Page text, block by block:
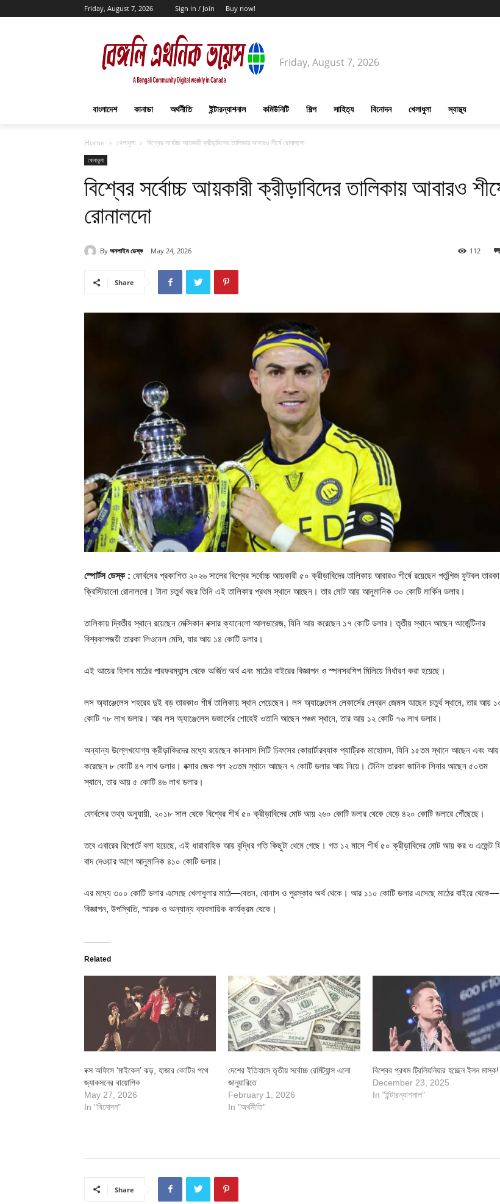
Friday, August 7, 2026 Sign in / Join Buy now!
Friday, August 7, 2026
বাংলাদেশ কানাডা অর্থনীতি ইন্টারন্যাশনাল কমিউনিটি শিল্প সাহিত্য বিনোদন খেলাধুলা স্বাস্থ্য
Home খেলাধুলা বিশ্বের সর্বোচ্চ আয়কারী ক্রীড়াবিদের তালিকায় আবারও শীর্ষে রোনালদো
খেলাধুলা
বিশ্বের সর্বোচ্চ আয়কারী ক্রীড়াবিদের তালিকায় আবারও
রোনালদো
By অনলাইন ডেস্ক May 24, 2026 112
Share
স্পোর্টস ডেস্ক : ফোর্বসের প্রকাশিত ২০২৬ সালের বিশ্বের সর্বোচ্চ আয়কারী ৫০ ক্রীড়াবিদের তালিকায় আবারও শীর্ষে রয়েছেন পর্তুগিজ ফুটবল তারকা
ক্রিস্টিয়ানো রোনালদো। টানা চতুর্থ বছর তিনি এই তালিকার প্রথম স্থানে আছেন। তার মোট আয় আনুমানিক ৩০ কোটি মার্কিন ডলার।
তালিকায় দ্বিতীয় স্থানে রয়েছেন মেক্সিকান বক্সার ক্যানেলো আলভারেজ, যিনি আয় করেছেন ১৭ কোটি ডলার। তৃতীয় স্থানে আছেন আর্জেন্টিনার
বিশ্বকাপজয়ী তারকা লিওনেল মেসি, যার আয় ১৪ কোটি ডলার।
এই আয়ের হিসাব মাঠের পারফরম্যান্স থেকে অর্জিত অর্থ এবং মাঠের বাইরের বিজ্ঞাপন ও স্পনসরশিপ মিলিয়ে নির্ধারণ করা হয়েছে।
লস অ্যাঞ্জেলেস শহরের দুই বড় তারকাও শীর্ষ তালিকায় স্থান পেয়েছেন। লস অ্যাঞ্জেলেস লেকার্সের লেব্রন জেমস আছেন চতুর্থ স্থানে, তার আয়
কোটি ৭৮ লাখ ডলার। আর লস অ্যাঞ্জেলেস ডজার্সের শোহেই ওতানি আছেন পঞ্চম স্থানে, তার আয় ১২ কোটি ৭৬ লাখ ডলার।
অন্যান্য উল্লেখযোগ্য ক্রীড়াবিদদের মধ্যে রয়েছেন কানসাস সিটি চিফসের কোয়ার্টারব্যাক প্যাট্রিক মাহোমস, যিনি ১৫তম স্থানে আছেন এবং আয়
করেছেন ৮ কোটি ৪৭ লাখ ডলার। বক্সার জেক পল ২৩তম স্থানে আছেন ৭ কোটি ডলার আয় নিয়ে। টেনিস তারকা জানিক সিনার আছেন ৫০তম
স্থানে, তার আয় ৫ কোটি ৪৬ লাখ ডলার।
ফোর্বসের তথ্য অনুযায়ী, ২০১৮ সাল থেকে বিশ্বের শীর্ষ ৫০ ক্রীড়াবিদের মোট আয় ২৬০ কোটি ডলার থেকে বেড়ে ৪২০ কোটি ডলারে পৌঁছেছে।
তবে এবারের রিপোর্টে বলা হয়েছে, এই ধারাবাহিক আয় বৃদ্ধির গতি কিছুটা থেমে গেছে। গত ১২ মাসে শীর্ষ ৫০ ক্রীড়াবিদের মোট আয় কর ও এজেন্ট
বাদ দেওয়ার আগে আনুমানিক ৪১০ কোটি ডলার।
এর মধ্যে ৩০০ কোটি ডলার এসেছে খেলাধুলার মাঠে—বেতন, বোনাস ও পুরস্কার অর্থ থেকে। আর ১১০ কোটি ডলার এসেছে মাঠের বাইরে থেকে—
বিজ্ঞাপন, উপস্থিতি, স্মারক ও অন্যান্য ব্যবসায়িক কার্যক্রম থেকে।
Related
বক্স অফিসে ‘মাইকেল’ ঝড়, হাজার কোটির পথে
জ্যাকসনের বায়োপিক
May 27, 2026
In "বিনোদন"
দেশের ইতিহাসে তৃতীয় সর্বোচ্চ রেমিট্যান্স এলো
জানুয়ারিতে
February 1, 2026
In "অর্থনীতি"
বিশ্বের প্রথম ট্রিলিয়নিয়ার হচ্ছেন ইলন মাস্ক!
December 23, 2025
In "ইন্টারন্যাশনাল"
Share